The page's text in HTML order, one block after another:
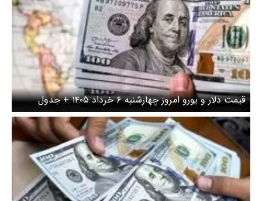
چهارشنبه ۶ خرداد ۱۴۰۵ + جدول